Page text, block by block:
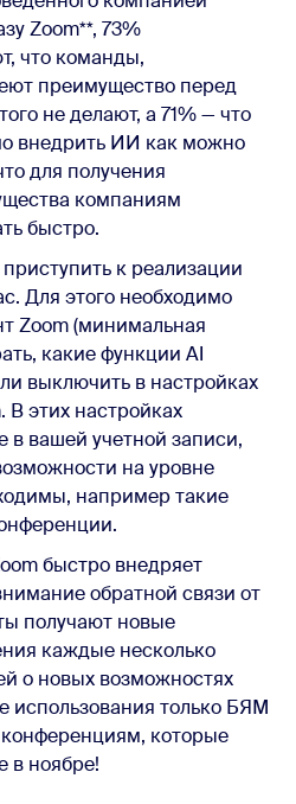
Zoom**, 73%
что команды,
преимущество перед
не делают, а 71% — что
внедрить ИИ как можно
для получения
компаниям
быстро.
к реализации
Для этого необходимо
Zoom (минимальная
какие функции AI
выключить в настройках
этих настройках
в вашей учетной записи,
на уровне
например такие
быстро внедряет
обратной связи от
получают новые
каждые несколько
о новых возможностях
использования только БЯМ
которые
в ноябре!